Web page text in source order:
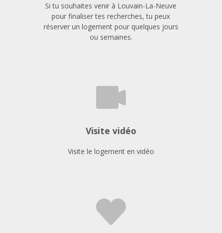
Si tu souhaites venir à Louvain-La-Neuve
pour finaliser tes recherches, tu peux
réserver un logement pour quelques jours
ou semaines.
Visite vidéo
Visite le logement en vidéo